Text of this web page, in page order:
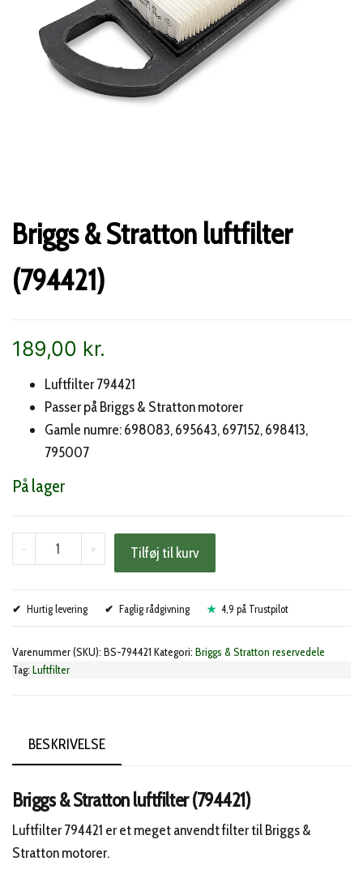
Briggs & Stratton luftfilter
(794421)
189,00 kr.
Luftfilter 794421
Passer på Briggs & Stratton motorer
Gamle numre: 698083, 695643, 697152, 698413,
795007
På lager
-
Briggs
&
luftfilter
antal
+ Tilføj til kurv
Hurtig levering Faglig rådgivning 4,9 på Trustpilot
Varenummer (SKU): BS-794421 Kategori: Briggs & Stratton reservedele
Tag: Luftfilter
BESKRIVELSE
Briggs & Stratton luftfilter (794421)
Luftfilter 794421 er et meget anvendt filter til Briggs &
Stratton motorer.